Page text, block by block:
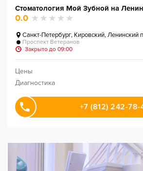
Стоматология Мой Зубной на
0.0
Санкт-Петербург, Кировский, Ленинский
Проспект Ветеранов
Закрыто до 09:00
Цены
Диагностика
+7 (812) 242-78-